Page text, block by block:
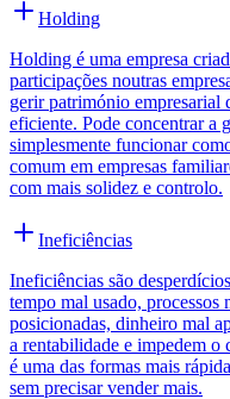
Holding
Holding é uma empresa
participações noutras
gerir património empresarial
eficiente. Pode concentrar a
simplesmente funcionar
comum em empresas
com mais solidez e controlo.
Ineficiências
Ineficiências são
tempo mal usado, processos
posicionadas, dinheiro mal
a rentabilidade e impedem o
é uma das formas mais
sem precisar vender mais.